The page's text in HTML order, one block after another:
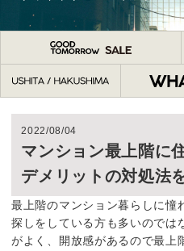
2022/08/04
マンション最上階に
デメリットの対処法
最上階のマンション暮らしに憧
探しをしている方も多いのでは
がよく、開放感があるので最上